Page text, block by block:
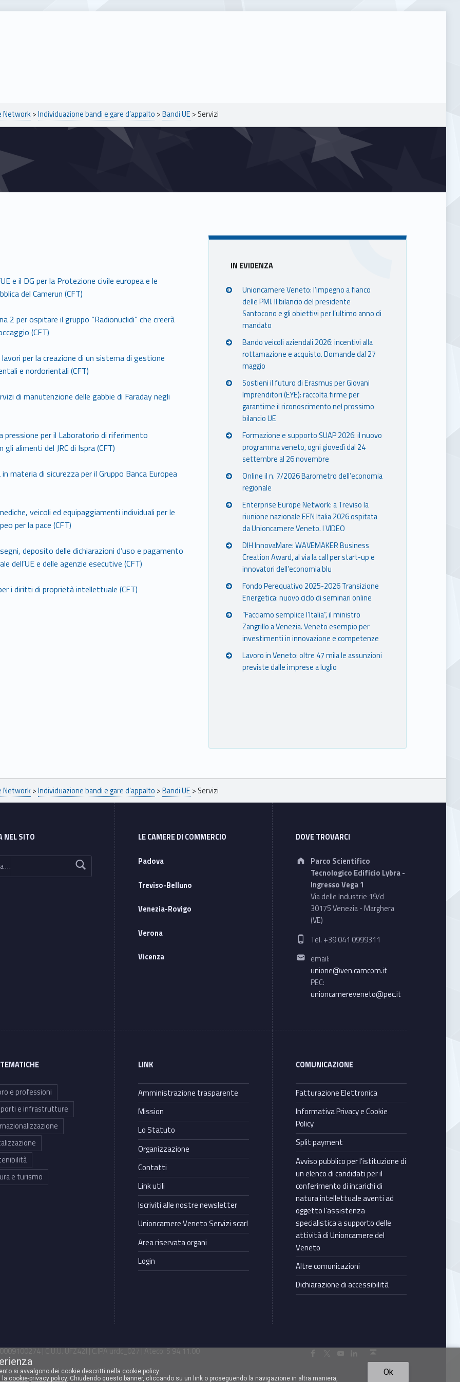
Network>Individuazione bandi e gare d’appalto >Bandi UE > Servizi
e il DG per la Protezione civile europea e le
del Camerun (CFT)
2 per ospitare il gruppo “Radionuclidi” che creerà
(CFT)
per la creazione di un sistema di gestione
e nordorientali (CFT)
di manutenzione delle gabbie di Faraday negli
pressione per il Laboratorio di riferimento
alimenti del JRC di Ispra (CFT)
materia di sicurezza per il Gruppo Banca Europea
veicoli ed equipaggiamenti individuali per le
per la pace (CFT)
deposito delle dichiarazioni d’uso e pagamento
dell’UE e delle agenzie esecutive (CFT)
i diritti di proprietà intellettuale (CFT)
Sidebar
IN EVIDENZA
Unioncamere Veneto: l’impegno a fianco
delle PMI. Il bilancio del presidente
Santocono e gli obiettivi per l’ultimo anno di
mandato
Bando veicoli aziendali 2026: incentivi alla
rottamazione e acquisto. Domande dal 27
maggio
Sostieni il futuro di Erasmus per Giovani
Imprenditori (EYE): raccolta firme per
garantirne il riconoscimento nel prossimo
bilancio UE
Formazione e supporto SUAP 2026: il nuovo
programma veneto, ogni giovedì dal 24
settembre al 26 novembre
Online il n. 7/2026 Barometro dell’economia
regionale
Enterprise Europe Network: a Treviso la
riunione nazionale EEN Italia 2026 ospitata
da Unioncamere Veneto. I VIDEO
DIH InnovaMare: WAVEMAKER Business
Creation Award, al via la call per start-up e
innovatori dell’economia blu
Fondo Perequativo 2025-2026 Transizione
Energetica: nuovo ciclo di seminari online
“Facciamo semplice l’Italia”, il ministro
Zangrillo a Venezia. Veneto esempio per
investimenti in innovazione e competenze
Lavoro in Veneto: oltre 47 mila le assunzioni
previste dalle imprese a luglio
Network>Individuazione bandi e gare d’appalto >Bandi UE > Servizi
NEL SITO
LE CAMERE DI COMMERCIO
Padova
Treviso-Belluno
Venezia-Rovigo
Verona
Vicenza
DOVE TROVARCI
Address:
Parco Scientifico
Tecnologico Edificio Lybra -
Ingresso Vega 1
Via delle Industrie 19/d
30175 Venezia - Marghera
(VE)
Phone number:
Tel. +39 041 0999311
Email address:
email:
unione@ven.camcom.it
PEC:
unioncamereveneto@pec.it
e professioni
e infrastrutture
e turismo
LINK
Amministrazione trasparente
Mission
Lo Statuto
Organizzazione
Contatti
Link utili
Iscriviti alle nostre newsletter
Unioncamere Veneto Servizi scarl
Area riservata organi
Login
COMUNICAZIONE
Fatturazione Elettronica
Informativa Privacy e Cookie
Policy
Split payment
Avviso pubblico per l’istituzione di
un elenco di candidati per il
conferimento di incarichi di
natura intellettuale aventi ad
oggetto l’assistenza
specialistica a supporto delle
attività di Unioncamere del
Veneto
Altre comunicazioni
Dichiarazione di accessibilità
| C.U.U. UFZ42J | C.IPA urdc_027 | Ateco: S 94.11.00 Facebook Unioncamere VenetoTwitter Unioncamere VenetoYoutube Unioncamere VenetoLinkedin Unioncamere Veneto Torna in cima ↑
si avvalgono dei cookie descritti nella cookie policy.
cookie-privacy policy. Chiudendo questo banner, cliccando su un link o proseguendo la navigazione in altra maniera,
Ok